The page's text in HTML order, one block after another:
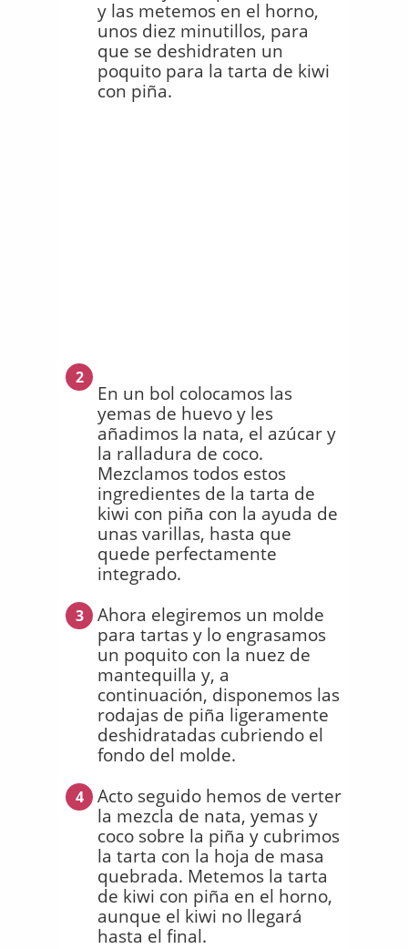
y las metemos en el horno,
unos diez minutillos, para
que se deshidraten un
poquito para la tarta de kiwi
con piña.
2
En un bol colocamos las
yemas de huevo y les
añadimos la nata, el azúcar y
la ralladura de coco.
Mezclamos todos estos
ingredientes de la tarta de
kiwi con piña con la ayuda de
unas varillas, hasta que
quede perfectamente
integrado.
3
Ahora elegiremos un molde
para tartas y lo engrasamos
un poquito con la nuez de
mantequilla y, a
continuación, disponemos las
rodajas de piña ligeramente
deshidratadas cubriendo el
fondo del molde.
4
Acto seguido hemos de verter
la mezcla de nata, yemas y
coco sobre la piña y cubrimos
la tarta con la hoja de masa
quebrada. Metemos la tarta
de kiwi con piña en el horno,
aunque el kiwi no llegará
hasta el final.